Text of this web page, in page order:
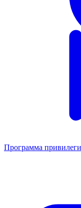
Программа